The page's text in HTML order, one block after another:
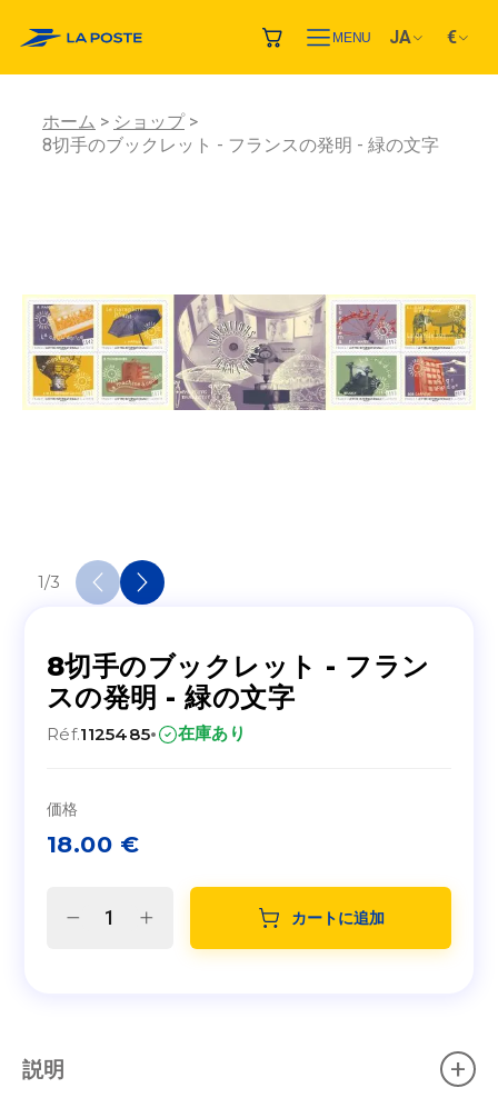
MENU JA €
ホーム
ショップ
8切手のブックレット - フランスの発明 - 緑の文字
1/3
8切手のブックレット - フラン
スの発明 - 緑の文字
Réf.1125485· 在庫あり
価格
18.00 €
カートに追加
説明 +